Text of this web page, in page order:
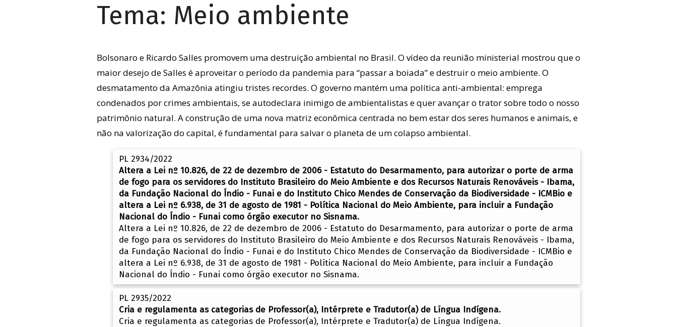
Tema: Meio ambiente
Bolsonaro e Ricardo Salles promovem uma destruição ambiental no Brasil. O vídeo da reunião ministerial mostrou que o
maior desejo de Salles é aproveitar o período da pandemia para “passar a boiada” e destruir o meio ambiente. O
desmatamento da Amazônia atingiu tristes recordes. O governo mantém uma política anti-ambiental: emprega
condenados por crimes ambientais, se autodeclara inimigo de ambientalistas e quer avançar o trator sobre todo o nosso
patrimônio natural. A construção de uma nova matriz econômica centrada no bem estar dos seres humanos e animais, e
não na valorização do capital, é fundamental para salvar o planeta de um colapso ambiental.
PL 2934/2022
Altera a Lei nº 10.826, de 22 de dezembro de 2006 - Estatuto do Desarmamento, para autorizar o porte de arma
de fogo para os servidores do Instituto Brasileiro do Meio Ambiente e dos Recursos Naturais Renováveis - Ibama,
da Fundação Nacional do Índio - Funai e do Instituto Chico Mendes de Conservação da Biodiversidade - ICMBio e
altera a Lei nº 6.938, de 31 de agosto de 1981 - Política Nacional do Meio Ambiente, para incluir a Fundação
Nacional do Índio - Funai como órgão executor no Sisnama.
Altera a Lei nº 10.826, de 22 de dezembro de 2006 - Estatuto do Desarmamento, para autorizar o porte de arma
de fogo para os servidores do Instituto Brasileiro do Meio Ambiente e dos Recursos Naturais Renováveis - Ibama,
da Fundação Nacional do Índio - Funai e do Instituto Chico Mendes de Conservação da Biodiversidade - ICMBio e
altera a Lei nº 6.938, de 31 de agosto de 1981 - Política Nacional do Meio Ambiente, para incluir a Fundação
Nacional do Índio - Funai como órgão executor no Sisnama.
PL 2935/2022
Cria e regulamenta as categorias de Professor(a), Intérprete e Tradutor(a) de Língua Indígena.
Cria e regulamenta as categorias de Professor(a), Intérprete e Tradutor(a) de Língua Indígena.